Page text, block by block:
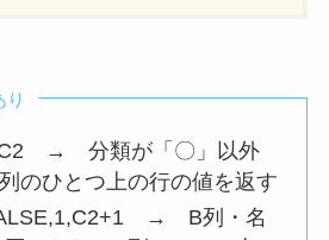
り
→ 分類が「〇」以外
のひとつ上の行の値を返す
→ B列・名